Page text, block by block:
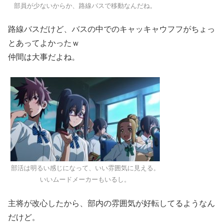
部員が少ないからか、路線バスで移動なんだね。
路線バスだけど、バスの中でのキャッキャウフフがちょっ
とあってよかったｗ
仲間は大事だよね。
部活は明るい感じになって、いい雰囲気に見える。
いいムードメーカーもいるし。
主将が改心したから、部内の雰囲気が好転してるようなん
だけど。